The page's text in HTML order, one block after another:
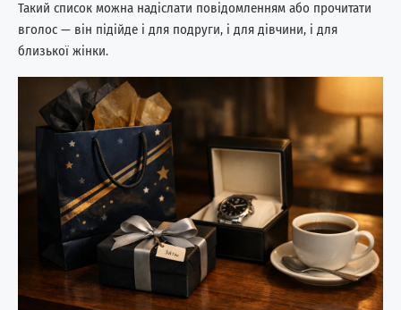
Такий список можна надіслати повідомленням або прочитати
вголос — він підійде і для подруги, і для дівчини, і для
близької жінки.